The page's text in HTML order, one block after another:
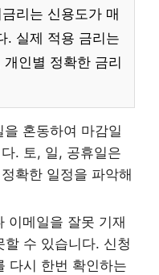
리는 신용도가 매
. 실제 적용 금리는
인별 정확한 금리
혼동하여 마감일
. 토, 일, 공휴일은
확한 일정을 파악해
이메일을 잘못 기재
수 있습니다. 신청
다시 한번 확인하는